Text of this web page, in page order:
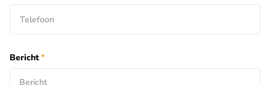
Bericht*